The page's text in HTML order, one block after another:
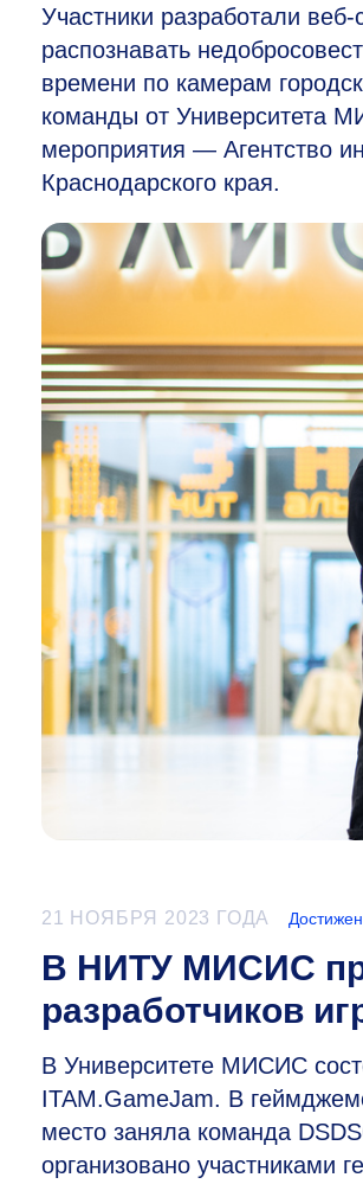
Участники разработали
распознавать
времени по камерам
команды от Университета
мероприятия — Агентство
Краснодарского края.
21 НОЯБРЯ 2023 ГОДА
В НИТУ МИСИС
разработчиков
В Университете МИСИС
ITAM.GameJam. В
место заняла команда
организовано